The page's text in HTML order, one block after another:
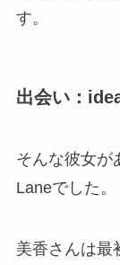
す。
出会い：
そんな彼女が
Laneでした。
美香さんは最